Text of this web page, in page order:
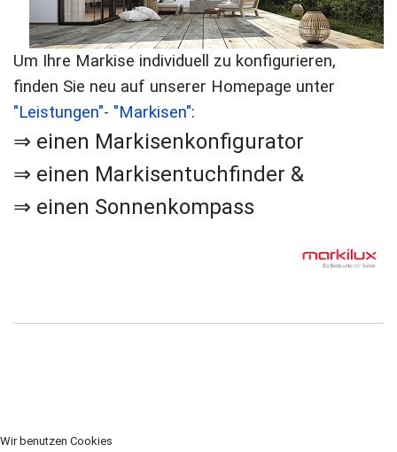
Um Ihre Markise individuell zu konfigurieren,
finden Sie neu auf unserer Homepage unter
"Leistungen"- "Markisen":
⇒ einen Markisenkonfigurator
⇒ einen Markisentuchfinder &
⇒ einen Sonnenkompass
Wir benutzen Cookies